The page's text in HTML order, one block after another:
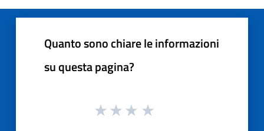
Quanto sono chiare le informazioni
su questa pagina?